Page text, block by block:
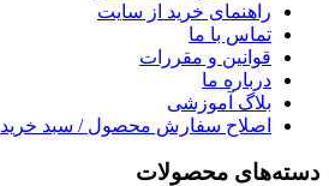
راهنمای خرید از سایت
تماس با ما
قوانین و مقررات
درباره ما
بلاگ آموزشی
اصلاح سفارش محصول / سبد خرید
دسته‌های محصولات